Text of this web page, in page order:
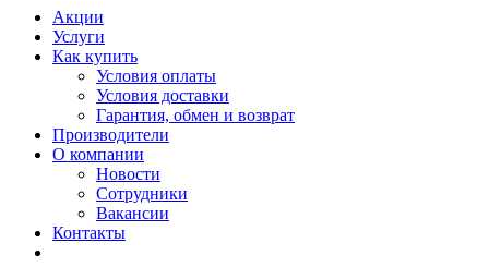
Акции
Услуги
Как купить
Условия оплаты
Условия доставки
Гарантия, обмен и возврат
Производители
О компании
Новости
Сотрудники
Вакансии
Контакты